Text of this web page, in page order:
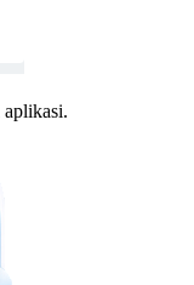
aplikasi.